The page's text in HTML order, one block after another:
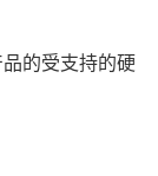
的受支持的硬